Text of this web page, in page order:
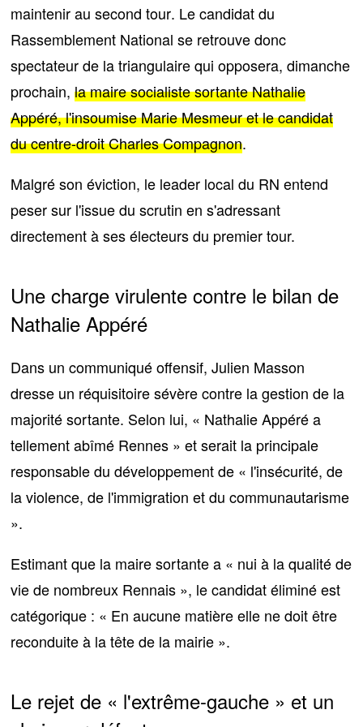
maintenir au second tour. Le candidat du
Rassemblement National se retrouve donc
spectateur de la triangulaire qui opposera, dimanche
prochain,la maire socialiste sortante Nathalie
Appéré, l'insoumise Marie Mesmeur et le candidat
du centre-droit Charles Compagnon.
Malgré son éviction, le leader local du RN entend
peser sur l'issue du scrutin en s'adressant
directement à ses électeurs du premier tour.
Une charge virulente contre le bilan de
Nathalie Appéré
Dans un communiqué offensif, Julien Masson
dresse un réquisitoire sévère contre la gestion de la
majorité sortante. Selon lui, « Nathalie Appéré a
tellement abîmé Rennes » et serait la principale
responsable du développement de « l'insécurité, de
la violence, de l'immigration et du communautarisme
».
Estimant que la maire sortante a « nui à la qualité de
vie de nombreux Rennais », le candidat éliminé est
catégorique : « En aucune matière elle ne doit être
reconduite à la tête de la mairie ».
Le rejet de « l'extrême-gauche » et un